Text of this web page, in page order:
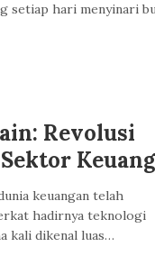
setiap hari menyinari
Revolusi
keuangan telah
hadirnya teknologi
kali dikenal luas…